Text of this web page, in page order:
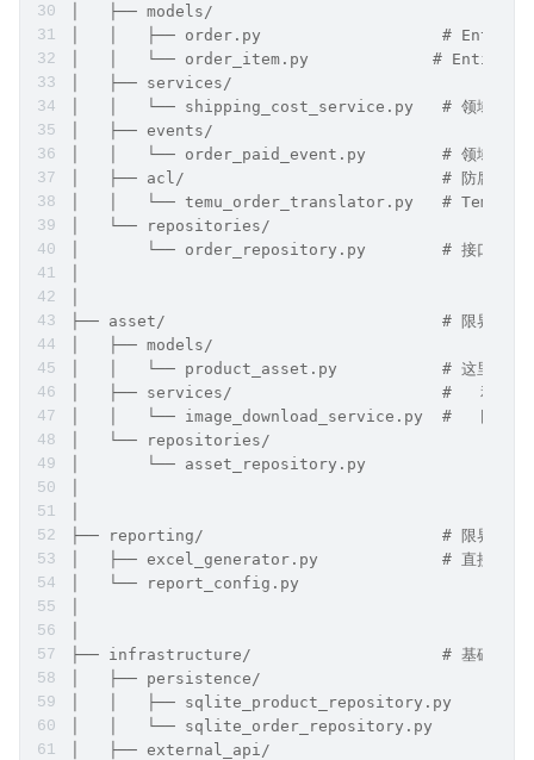
│   ├── models/
│   │   ├── order.py                   # Entity + 聚合
│   │   └── order_item.py             # Entity：订单项
│   ├── services/
│   │   └── shipping_cost_service.py   # 领域服务：计
│   ├── events/
│   │   └── order_paid_event.py        # 领域事件："
│   ├── acl/                           # 防腐层：把外部系
│   │   └── temu_order_translator.py   # Temu API
│   └── repositories/
│       └── order_repository.py        # 接口（ABC
├── asset/                             # 限界上下文：素材
│   ├── models/
│   │   └── product_asset.py           # 这里的"商
│   ├── services/                      #   和 catalog
│   │   └── image_download_service.py  #   同名不
│   └── repositories/
│       └── asset_repository.py
├── reporting/                         # 限界上下文：报
│   ├── excel_generator.py             # 直接写，
│   └── report_config.py
├── infrastructure/                    # 基础设施层：所
│   ├── persistence/
│   │   ├── sqlite_product_repository.py    # 实
│   │   └── sqlite_order_repository.py      # 实
│   ├── external_api/